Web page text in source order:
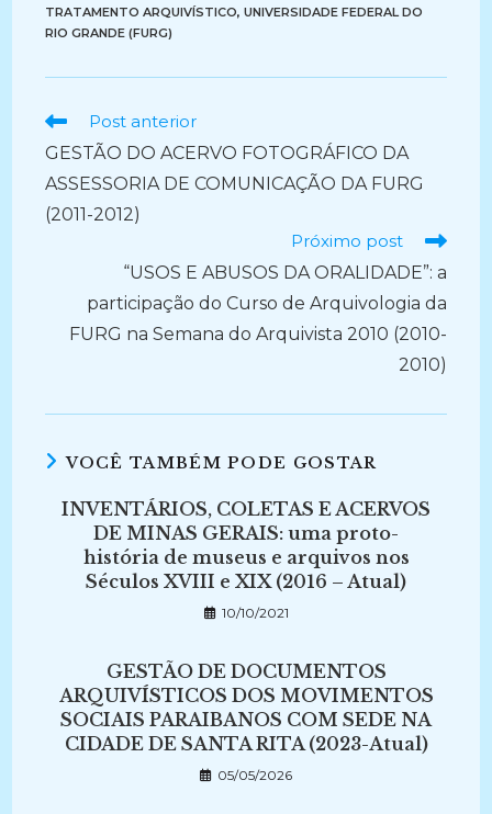
TRATAMENTO ARQUIVÍSTICO, UNIVERSIDADE FEDERAL DO
RIO GRANDE (FURG)
Ler
artigos
Post anterior
GESTÃO DO ACERVO FOTOGRÁFICO DA
ASSESSORIA DE COMUNICAÇÃO DA FURG
(2011-2012)
Próximo post
“USOS E ABUSOS DA ORALIDADE”: a
participação do Curso de Arquivologia da
FURG na Semana do Arquivista 2010 (2010-
2010)
VOCÊ TAMBÉM PODE GOSTAR
INVENTÁRIOS, COLETAS E ACERVOS
DE MINAS GERAIS: uma proto-
história de museus e arquivos nos
Séculos XVIII e XIX (2016 – Atual)
10/10/2021
GESTÃO DE DOCUMENTOS
ARQUIVÍSTICOS DOS MOVIMENTOS
SOCIAIS PARAIBANOS COM SEDE NA
CIDADE DE SANTA RITA (2023-Atual)
05/05/2026